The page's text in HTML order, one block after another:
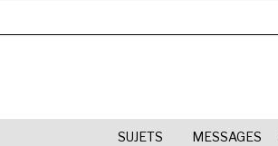
SUJETS MESSAGES